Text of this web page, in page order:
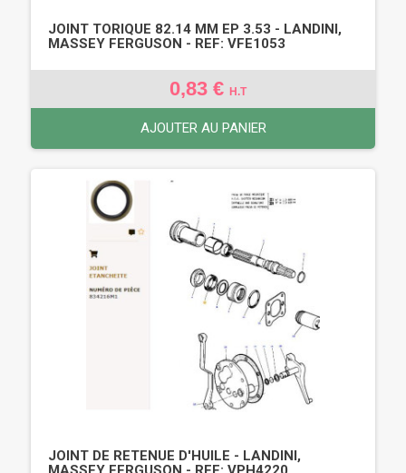
JOINT TORIQUE 82.14 MM EP 3.53 - LANDINI,
MASSEY FERGUSON - REF: VFE1053
0,83 € H.T
AJOUTER AU PANIER
JOINT DE RETENUE D'HUILE - LANDINI,